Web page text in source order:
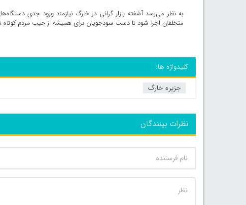
به نظر می‌رسد آشفته بازار گرانی در خارگ نیازمند ورود جدی
متخلفان اجرا شود تا دست سودجویان برای همیشه از جیب مردم کوتاه
کلیدواژه ها:
جزیره خارگ
نظرات بینندگان